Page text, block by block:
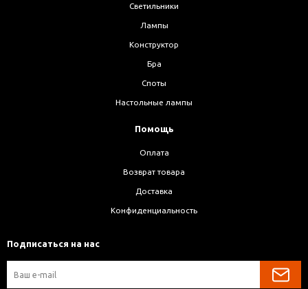
Светильники
Лампы
Конструктор
Бра
Споты
Настольные лампы
Помощь
Оплата
Возврат товара
Доставка
Конфиденциальность
Подписаться на нас